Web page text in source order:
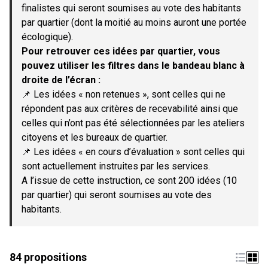
finalistes qui seront soumises au vote des habitants
par quartier (dont la moitié au moins auront une portée
écologique).
Pour retrouver ces idées par quartier, vous
pouvez utiliser les filtres dans le bandeau blanc à
droite de l’écran :
📌 Les idées « non retenues », sont celles qui ne
répondent pas aux critères de recevabilité ainsi que
celles qui n’ont pas été sélectionnées par les ateliers
citoyens et les bureaux de quartier.
📌 Les idées « en cours d’évaluation » sont celles qui
sont actuellement instruites par les services.
A l’issue de cette instruction, ce sont 200 idées (10
par quartier) qui seront soumises au vote des
habitants.
84 propositions